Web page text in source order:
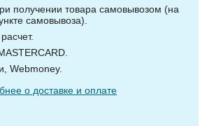
получении товара самовывозом (на
самовывоза).
Webmoney.
о доставке и оплате